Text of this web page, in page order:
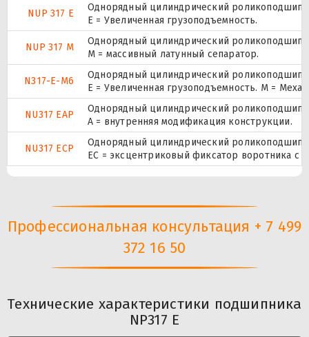
NUP 317 E
Однорядный цилиндрический
Е = Увеличенная грузоподъемность.
NUP 317 M
Однорядный цилиндрический
M = массивный латунный сепаратор.
N317-E-M6
Однорядный цилиндрический
E = Увеличенная грузоподъемность. М =
NU317 EAP
Однорядный цилиндрический
A = внутренняя модификация конструкции.
NU317 ECP
Однорядный цилиндрический
ЕС = эксцентриковый фиксатор воротника с
Профессиональная консультация + 7 499
372 16 50
Технические характеристики подшипника
NP317 E